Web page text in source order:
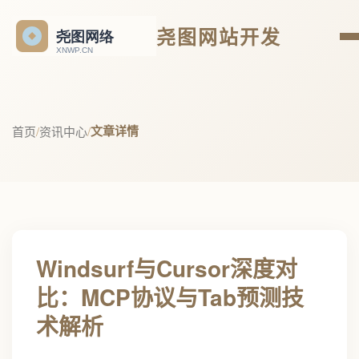
尧图网站开发
首页/资讯中心/文章详情
Windsurf与Cursor深度对
比：MCP协议与Tab预测技
术解析